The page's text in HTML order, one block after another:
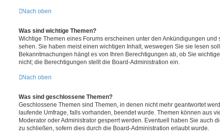
Nach oben
Was sind wichtige Themen?
Wichtige Themen eines Forums erscheinen unter den Ankündigungen und
sehen. Sie haben meist einen wichtigen Inhalt, weswegen Sie sie lesen
Bekanntmachungen hängt es von Ihren Berechtigungen ab, ob Sie
nicht; die Berechtigungen stellt die Board-Administration ein.
Nach oben
Was sind geschlossene Themen?
Geschlossene Themen sind Themen, in denen nicht mehr geantwortet
laufende Umfrage, falls vorhanden, beendet wurde. Themen können aus
Moderator oder Administrator gesperrt werden. Eventuell haben Sie auch
zu schließen, sofern dies durch die Board-Administration erlaubt wurde.